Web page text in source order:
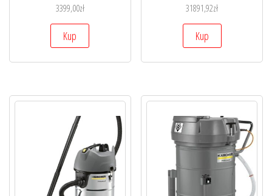
3399,00zł
Kup
31891,92zł
Kup